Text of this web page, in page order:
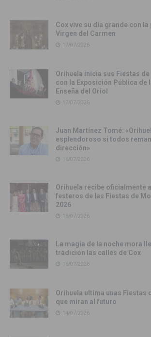
Cox vive su día grande con
Virgen del Carmen
17/07/2026
Orihuela inicia sus Fiestas
con la Exposición Pública de
Enseña del Oriol
17/07/2026
Juan Martínez Tomé:
esplendoroso si todos
dirección»
16/07/2026
Orihuela recibe oficialmente
festeros de las Fiestas de
2026
16/07/2026
La magia de la noche mora
tradición las calles de Cox
16/07/2026
Orihuela ultima unas Fiestas
que miran al futuro
14/07/2026